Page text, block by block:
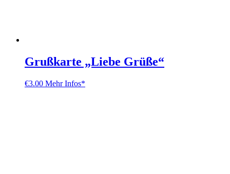
Grußkarte „Liebe Grüße“
€3.00 Mehr Infos*